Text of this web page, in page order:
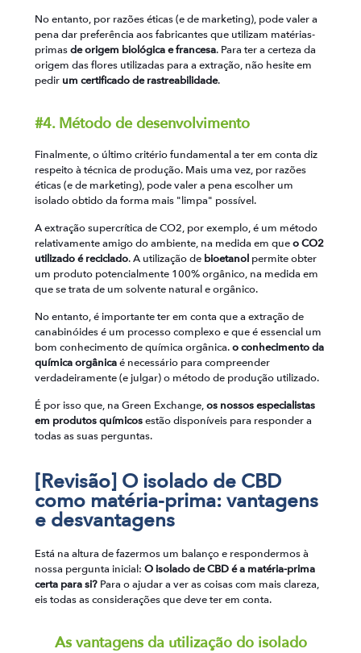
No entanto, por razões éticas (e de marketing), pode valer a
pena dar preferência aos fabricantes que utilizam matérias-
primasde origem biológica e francesa. Para ter a certeza da
origem das flores utilizadas para a extração, não hesite em
pedir um certificado de rastreabilidade.
#4. Método de desenvolvimento
Finalmente, o último critério fundamental a ter em conta diz
respeito à técnica de produção. Mais uma vez, por razões
éticas (e de marketing), pode valer a pena escolher um
isolado obtido da forma mais "limpa" possível.
A extração supercrítica de CO2, por exemplo, é um método
relativamente amigo do ambiente, na medida em queo CO2
utilizado é reciclado. A utilização de bioetanol permite obter
um produto potencialmente 100% orgânico, na medida em
que se trata de um solvente natural e orgânico.
No entanto, é importante ter em conta que a extração de
canabinóides é um processo complexo e que é essencial um
bom conhecimento de química orgânica.o conhecimento da
química orgânicaé necessário para compreender
verdadeiramente (e julgar) o método de produção utilizado.
É por isso que, na Green Exchange,os nossos especialistas
em produtos químicosestão disponíveis para responder a
todas as suas perguntas.
[Revisão] O isolado de CBD
como matéria-prima: vantagens
e desvantagens
Está na altura de fazermos um balanço e respondermos à
nossa pergunta inicial: O isolado de CBD é a matéria-prima
certa para si? Para o ajudar a ver as coisas com mais clareza,
eis todas as considerações que deve ter em conta.
As vantagens da utilização do isolado